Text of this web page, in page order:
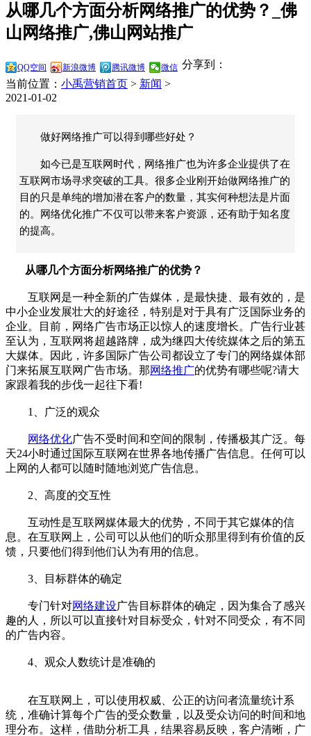
从哪几个方面分析网络推广的优势？_佛
山网络推广,佛山网站推广
分享到：
QQ空间 新浪微博 腾讯微博 微信
当前位置： 小禹营销首页 > 新闻 >
2021-01-02
做好网络推广可以得到哪些好处？
如今已是互联网时代，网络推广也为许多企业提供了在
互联网市场寻求突破的工具。很多企业刚开始做网络推广的
目的只是单纯的增加潜在客户的数量，其实何种想法是片面
的。网络优化推广不仅可以带来客户资源，还有助于知名度
的提高。
从哪几个方面分析网络推广的优势？
互联网是一种全新的广告媒体，是最快捷、最有效的，是
中小企业发展壮大的好途径，特别是对于具有广泛国际业务的
企业。目前，网络广告市场正以惊人的速度增长。广告行业甚
至认为，互联网将超越路牌，成为继四大传统媒体之后的第五
大媒体。因此，许多国际广告公司都设立了专门的网络媒体部
门来拓展互联网广告市场。那网络推广的优势有哪些呢?请大
家跟着我的步伐一起往下看!
1、广泛的观众
网络优化广告不受时间和空间的限制，传播极其广泛。每
天24小时通过国际互联网在世界各地传播广告信息。任何可以
上网的人都可以随时随地浏览广告信息。
2、高度的交互性
互动性是互联网媒体最大的优势，不同于其它媒体的信
息。在互联网上，公司可以从他们的听众那里得到有价值的反
馈，只要他们得到他们认为有用的信息。
3、目标群体的确定
专门针对网络建设广告目标群体的确定，因为集合了感兴
趣的人，所以可以直接针对目标受众，针对不同受众，有不同
的广告内容。
4、观众人数统计是准确的
在互联网上，可以使用权威、公正的访问者流量统计系
统，准确计算每个广告的受众数量，以及受众访问的时间和地
理分布。这样，借助分析工具，结果容易反映，客户清晰，广